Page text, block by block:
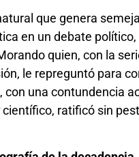
que genera
en un debate político,
quien, con la
le repreguntó para
con una contundencia
científico, ratificó sin